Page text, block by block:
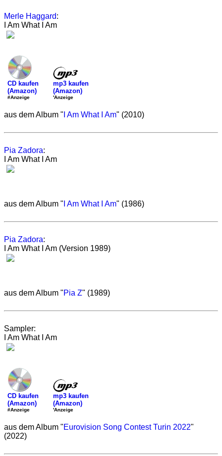
Merle Haggard:
I Am What I Am
CD kaufen
(Amazon)
#Anzeige
mp3 kaufen
(Amazon)
'Anzeige
aus dem Album " I Am What I Am" (2010)
Pia Zadora:
I Am What I Am
aus dem Album " I Am What I Am" (1986)
Pia Zadora:
I Am What I Am (Version 1989)
aus dem Album "Pia Z" (1989)
Sampler:
I Am What I Am
CD kaufen
(Amazon)
#Anzeige
mp3 kaufen
(Amazon)
'Anzeige
aus dem Album "Eurovision Song Contest Turin 2022"
(2022)